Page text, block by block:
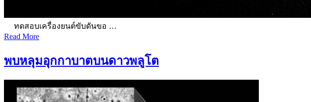
ทดสอบเครื่องยนต์ขับดันขอ …
Read More
พบหลุมอุกกาบาตบนดาวพลูโต